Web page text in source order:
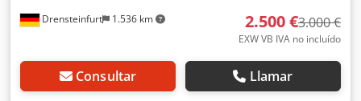
Drensteinfurt 1.536 km 2.500 €3.000 €
EXW VB IVA no incluído
Consultar Llamar